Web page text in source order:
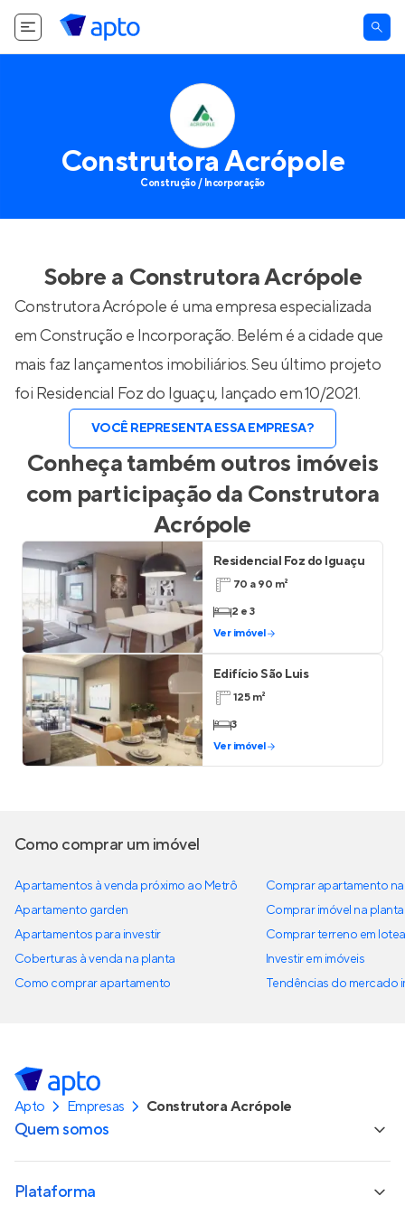
Construtora Acrópole
Construção / Incorporação
Sobre a Construtora Acrópole
Construtora Acrópole é uma empresa especializada
em Construção e Incorporação. Belém é a cidade que
mais faz lançamentos imobiliários. Seu último projeto
foi Residencial Foz do Iguaçu, lançado em 10/2021.
VOCÊ REPRESENTA ESSA EMPRESA?
Conheça também outros imóveis
com participação da Construtora
Acrópole
Residencial Foz do Iguaçu
70 a 90 m²
2 e 3
Ver imóvel
Edifício São Luis
125 m²
3
Ver imóvel
Como comprar um imóvel
Apartamentos à venda próximo ao Metrô
Apartamento garden
Apartamentos para investir
Coberturas à venda na planta
Como comprar apartamento
Comprar apartamento
Comprar imóvel na planta
Comprar terreno em
Investir em imóveis
Tendências do mercado
Apto Empresas Construtora Acrópole
Quem somos
Plataforma